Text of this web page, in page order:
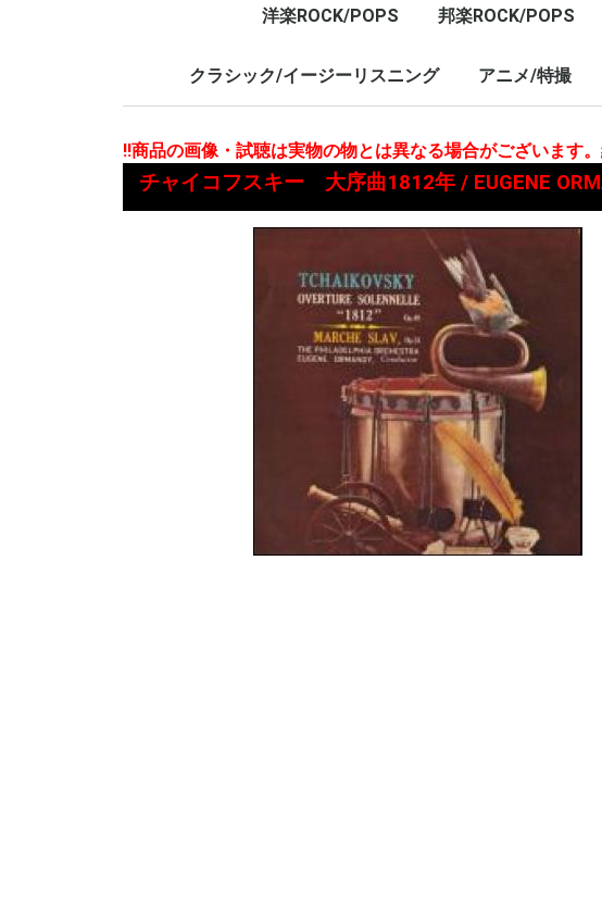
洋楽ROCK/POPS
LP/12inch/10inch
7inch
邦楽ROCK/POPS
LP/12inch/10inch
7inch
クラシック/イージーリスニング アニメ/特撮
!!商品の画像・試聴は実物の物とは異なる場合がございます
チャイコフスキー 大序曲1812年 / EUGENE